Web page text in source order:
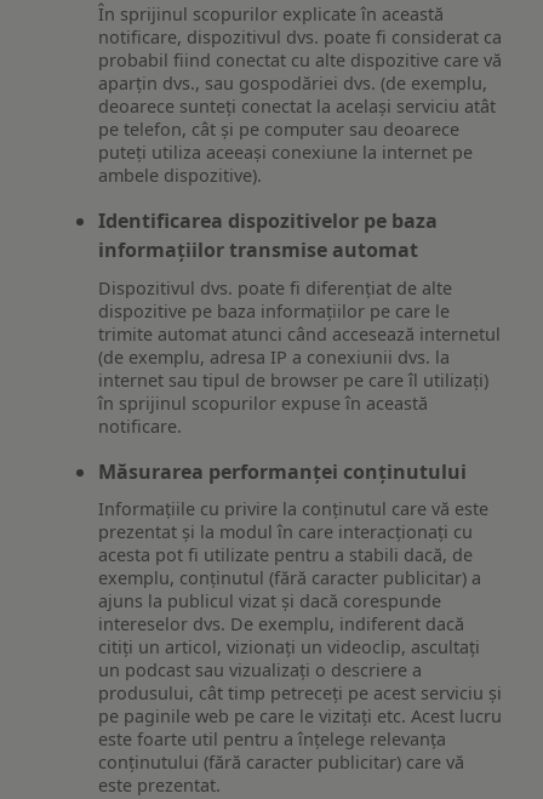
În sprijinul scopurilor explicate în această
notificare, dispozitivul dvs. poate fi considerat ca
probabil fiind conectat cu alte dispozitive care vă
aparțin dvs., sau gospodăriei dvs. (de exemplu,
deoarece sunteți conectat la același serviciu atât
pe telefon, cât și pe computer sau deoarece
puteți utiliza aceeași conexiune la internet pe
ambele dispozitive).
Identificarea dispozitivelor pe baza
informațiilor transmise automat
Dispozitivul dvs. poate fi diferențiat de alte
dispozitive pe baza informațiilor pe care le
trimite automat atunci când accesează internetul
(de exemplu, adresa IP a conexiunii dvs. la
internet sau tipul de browser pe care îl utilizați)
în sprijinul scopurilor expuse în această
notificare.
Măsurarea performanței conținutului
Informațiile cu privire la conținutul care vă este
prezentat și la modul în care interacționați cu
acesta pot fi utilizate pentru a stabili dacă, de
exemplu, conținutul (fără caracter publicitar) a
ajuns la publicul vizat și dacă corespunde
intereselor dvs. De exemplu, indiferent dacă
citiți un articol, vizionați un videoclip, ascultați
un podcast sau vizualizați o descriere a
produsului, cât timp petreceți pe acest serviciu și
pe paginile web pe care le vizitați etc. Acest lucru
este foarte util pentru a înțelege relevanța
conținutului (fără caracter publicitar) care vă
este prezentat.